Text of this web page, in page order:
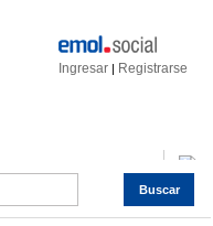
Ingresar | Registrarse
Buscar
Servicios